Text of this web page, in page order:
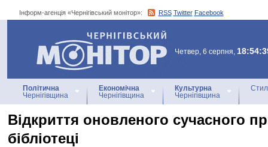
Інформ-агенція «Чернігівський монітор»: RSS Twitter Facebook
Інформ-агенція
«Чернігівський монітор»
Четвер, 6 серпня,
Політична
Чернігівщина
Економічна
Чернігівщина
Культурна
Чернігівщина
Відкриття оновленого сучасного
бібліотеці